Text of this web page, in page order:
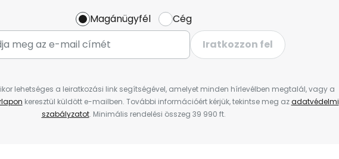
Magánügyfél
Cég
Iratkozzon fel
lehetséges a leiratkozási link segítségével, amelyet minden hírlevélben megtalál, vagy a
keresztül küldött e-mailben. További információért kérjük, tekintse meg azadatvédelmi
szabályzatot. Minimális rendelési összeg 39 990 ft.